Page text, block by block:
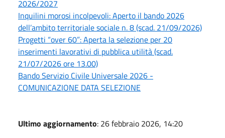
2026/2027
Inquilini morosi incolpevoli: Aperto il bando 2026
dell’ambito territoriale sociale n. 8 (scad. 21/09/2026)
Progetti “over 60”: Aperta la selezione per 20
inserimenti lavorativi di pubblica utilità (scad.
21/07/2026 ore 13.00)
Bando Servizio Civile Universale 2026 -
COMUNICAZIONE DATA SELEZIONE
Ultimo aggiornamento: 26 febbraio 2026, 14:20